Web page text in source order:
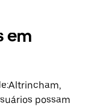
em
possam